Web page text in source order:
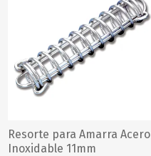
Resorte para Amarra Acero
Inoxidable 11mm